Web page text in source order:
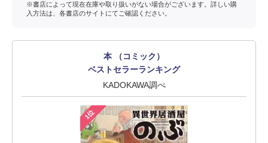
※書店によって現在在庫や取り扱いがない場合がございます。詳しい購
入方法は、各書店のサイトにてご確認ください。
本 （コミック）
ベストセラーランキング
KADOKAWA調べ
1位